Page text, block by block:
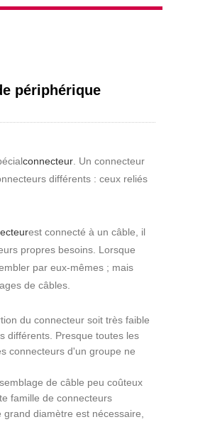
périphérique
connecteur. Un connecteur
différents : ceux reliés
est connecté à un câble, il
propres besoins. Lorsque
par eux-mêmes ; mais
de câbles.
du connecteur soit très faible
différents. Presque toutes les
connecteurs d'un groupe ne
de câble peu coûteux
famille de connecteurs
diamètre est nécessaire,